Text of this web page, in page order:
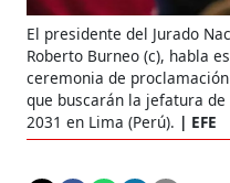
El presidente del Jurado
Roberto Burneo (c), habla
ceremonia de
que buscarán la jefatura
2031 en Lima (Perú).
EFE